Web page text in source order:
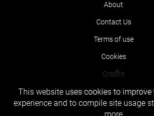
About
Contact Us
Terms of use
Cookies
Credits
Accessibility : non
This website uses cookies to
experience and to compile site usage